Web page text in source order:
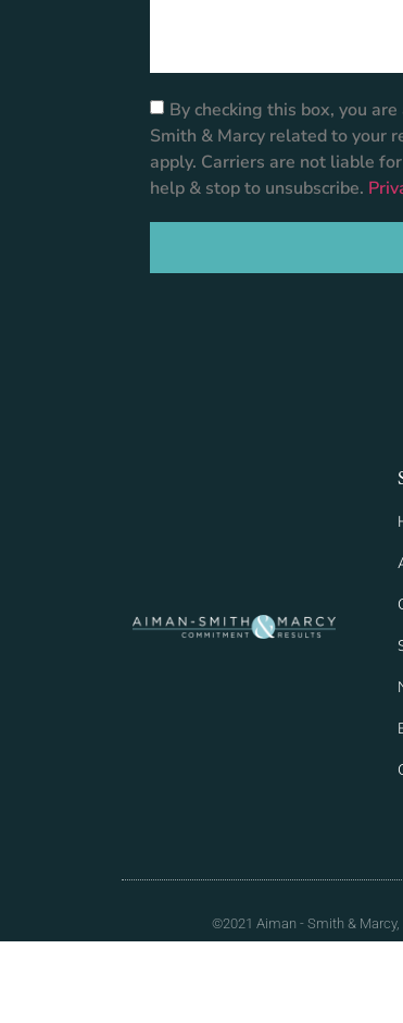
By checking this box, you
Smith & Marcy related to your
apply. Carriers are not liable
help & stop to unsubscribe.
©2021 Aiman - Smith &